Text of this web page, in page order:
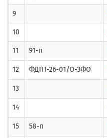
9
10
11 91-п
12 ФДПТ-26-01/О-ЗФО
13
14
15 58-п